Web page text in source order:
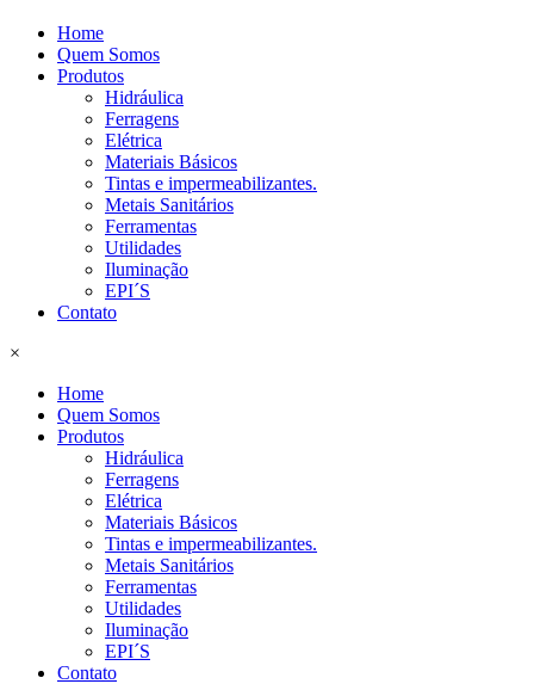
Home
Quem Somos
Produtos
Hidráulica
Ferragens
Elétrica
Materiais Básicos
Tintas e impermeabilizantes.
Metais Sanitários
Ferramentas
Utilidades
Iluminação
EPI´S
Contato
×
Home
Quem Somos
Produtos
Hidráulica
Ferragens
Elétrica
Materiais Básicos
Tintas e impermeabilizantes.
Metais Sanitários
Ferramentas
Utilidades
Iluminação
EPI´S
Contato